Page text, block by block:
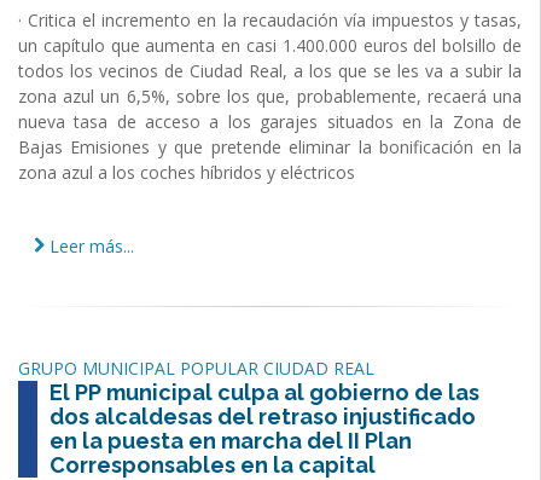
· Critica el incremento en la recaudación vía impuestos y tasas,
un capítulo que aumenta en casi 1.400.000 euros del bolsillo de
todos los vecinos de Ciudad Real, a los que se les va a subir la
zona azul un 6,5%, sobre los que, probablemente, recaerá una
nueva tasa de acceso a los garajes situados en la Zona de
Bajas Emisiones y que pretende eliminar la bonificación en la
zona azul a los coches híbridos y eléctricos
Leer más...
GRUPO MUNICIPAL POPULAR CIUDAD REAL
El PP municipal culpa al gobierno de las
dos alcaldesas del retraso injustificado
en la puesta en marcha del II Plan
Corresponsables en la capital